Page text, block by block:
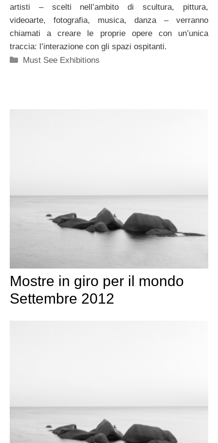
artisti – scelti nell’ambito di scultura, pittura,
videoarte, fotografia, musica, danza – verranno
chiamati a creare le proprie opere con un’unica
traccia: l’interazione con gli spazi ospitanti.
Categorie
Must See Exhibitions
Mostre in giro per il mondo
Settembre 2012